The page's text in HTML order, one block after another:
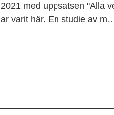
med uppsatsen "Alla
varit här. En studie av